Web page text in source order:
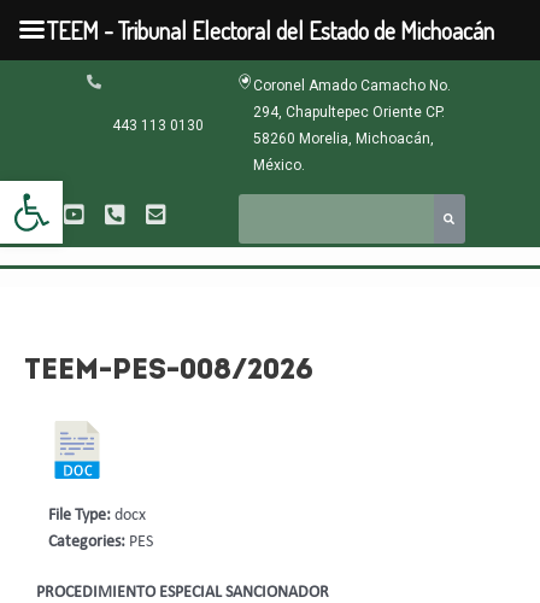
Abrir barra de herramientas
contenido
443 113 0130
Coronel Amado Camacho No.
294, Chapultepec Oriente CP.
58260 Morelia, Michoacán,
México.
TEEM-PES-008/2026
PROCEDIMIENTO ESPECIAL SANCIONADOR
File Type: docx
Categories: PES
TEEM - Tribunal Electoral del Estado de Michoacán